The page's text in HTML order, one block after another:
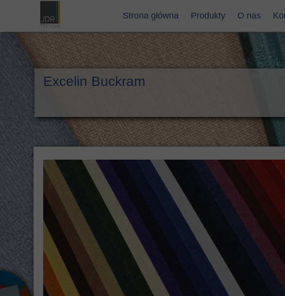
Strona główna
Produkty
płótna introligatorskie
płótna introligatorskie -
okleiny introligatorskie
flok introligatorski
kapitałki introligatorskie
tasiemki
gumki notatnikowe,
papier krepowany,
grzbietówka
O nas
Excelin Buckram